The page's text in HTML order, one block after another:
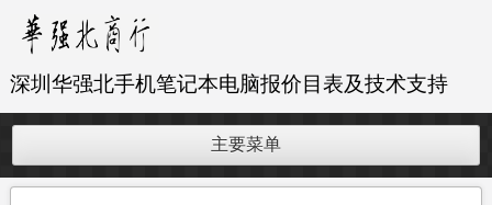
内深圳华强北手机笔记本电脑报价目表及技术支持
主要菜单